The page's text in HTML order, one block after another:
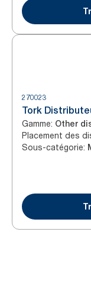
270023
Tork
Gamme: Other
Placement des
Sous-catégorie: